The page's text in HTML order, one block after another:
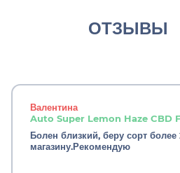
ОТЗЫВЫ
Валентина
Auto Super Lemon Haze CBD
Болен близкий, беру сорт более
магазину.Рекомендую